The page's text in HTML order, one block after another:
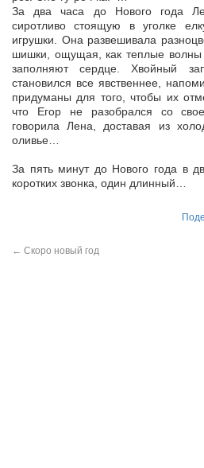
За два часа до Нового года
сиротливо стоящую в уголке
игрушки. Она развешивала
шишки, ощущая, как теплые волны
заполняют сердце. Хвойный
становился все явственнее,
придуманы для того, чтобы их
что Егор не разобрался со
говорила Лена, доставая из
оливье…
За пять минут до Нового года в
коротких звонка, один длинный…
← Скоро новый год